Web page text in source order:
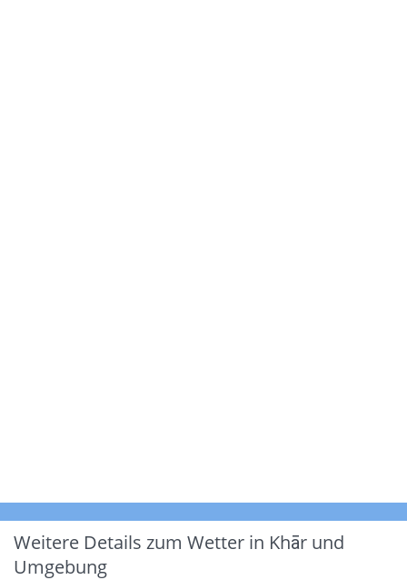
Weitere Details zum Wetter in Khār und
Umgebung